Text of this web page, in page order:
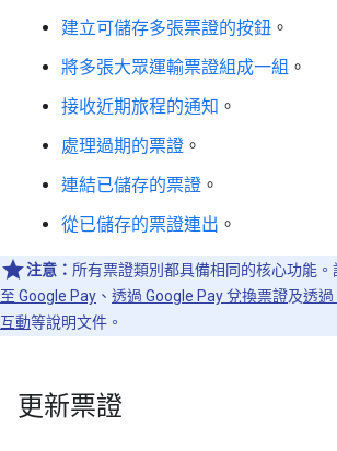
建立可儲存多張票證的按鈕 。
將多張大眾運輸票證組成一組 。
接收近期旅程的通知 。
處理過期的票證 。
連結已儲存的票證 。
從已儲存的票證連出 。
注意： 所有票證類別都具備相同的核心功能。
至 Google Pay 、 透過 Google Pay 兌換票證及透過
互動等說明文件。
更新票證